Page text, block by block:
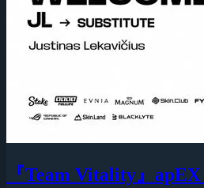
『Team Vitality』